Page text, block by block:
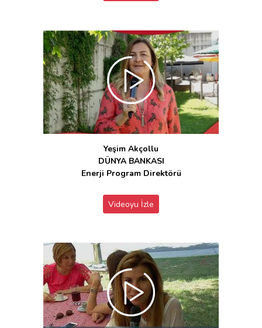
Yeşim Akçollu
DÜNYA BANKASI
Enerji Program Direktörü
Videoyu İzle